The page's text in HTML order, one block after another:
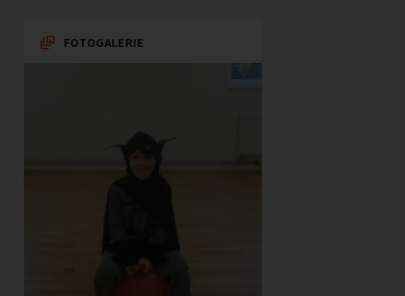
FOTOGALERIE